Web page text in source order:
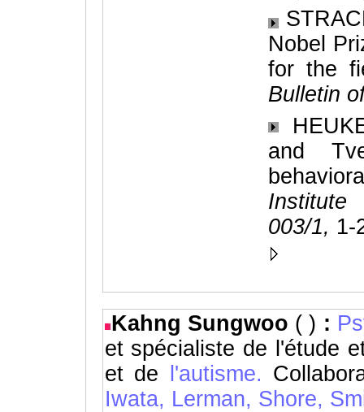
Nobel
for the
Bulletin
and
003/1,
Kahng Sungwoo ( ) :
et spécialiste de l'étude
et de
l'autisme.
Iwata, Lerman, Shore,